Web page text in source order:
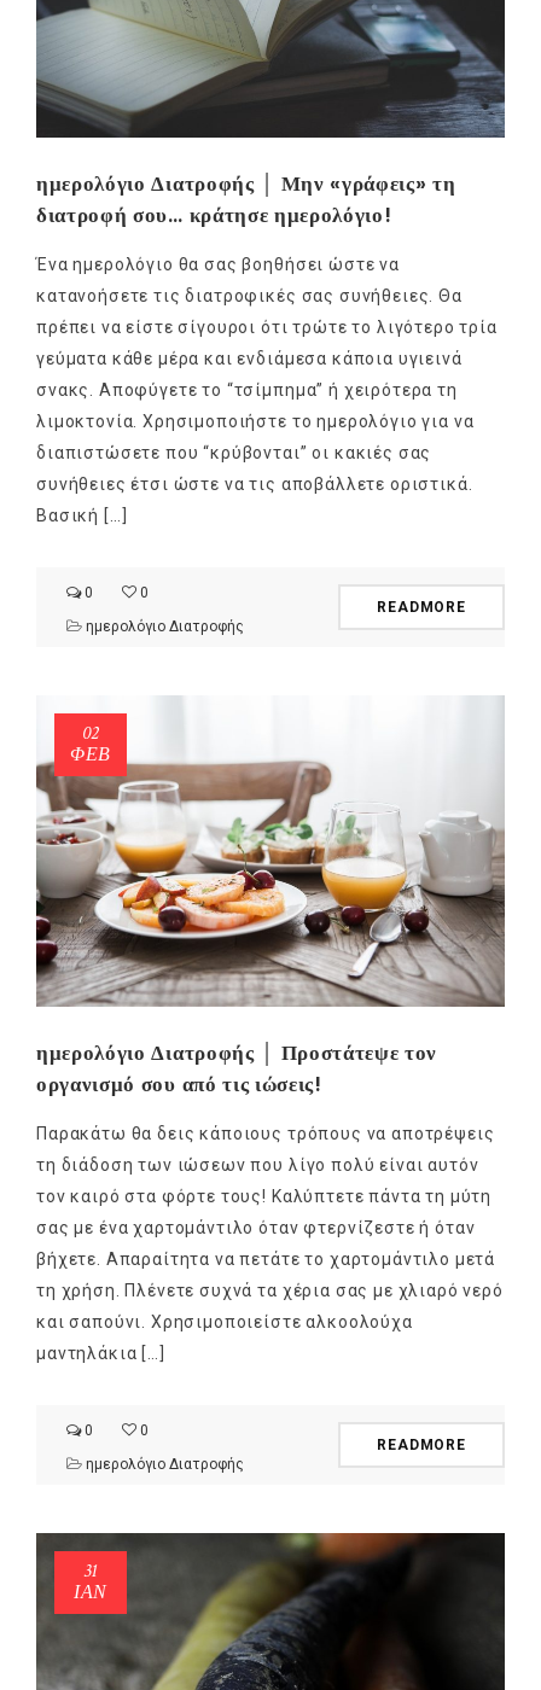
ημερολόγιο Διατροφής │ Μην «γράφεις» τη
διατροφή σου… κράτησε ημερολόγιο!
Ένα ημερολόγιο θα σας βοηθήσει ώστε να
κατανοήσετε τις διατροφικές σας συνήθειες. Θα
πρέπει να είστε σίγουροι ότι τρώτε το λιγότερο τρία
γεύματα κάθε μέρα και ενδιάμεσα κάποια υγιεινά
σνακς. Αποφύγετε το “τσίμπημα” ή χειρότερα τη
λιμοκτονία. Χρησιμοποιήστε το ημερολόγιο για να
διαπιστώσετε που “κρύβονται” οι κακιές σας
συνήθειες έτσι ώστε να τις αποβάλλετε οριστικά.
Βασική […]
0
0
ημερολόγιο Διατροφής
READMORE
02
ΦΕΒ
ημερολόγιο Διατροφής │ Προστάτεψε τον
οργανισμό σου από τις ιώσεις!
Παρακάτω θα δεις κάποιους τρόπους να αποτρέψεις
τη διάδοση των ιώσεων που λίγο πολύ είναι αυτόν
τον καιρό στα φόρτε τους! Καλύπτετε πάντα τη μύτη
σας με ένα χαρτομάντιλο όταν φτερνίζεστε ή όταν
βήχετε. Απαραίτητα να πετάτε το χαρτομάντιλο μετά
τη χρήση. Πλένετε συχνά τα χέρια σας με χλιαρό νερό
και σαπούνι. Χρησιμοποιείστε αλκοολούχα
μαντηλάκια […]
0
0
ημερολόγιο Διατροφής
READMORE
31
ΙΑΝ